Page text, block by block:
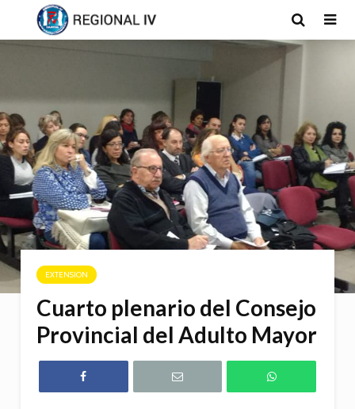
EXTENSION
Cuarto plenario del Consejo
Provincial del Adulto Mayor